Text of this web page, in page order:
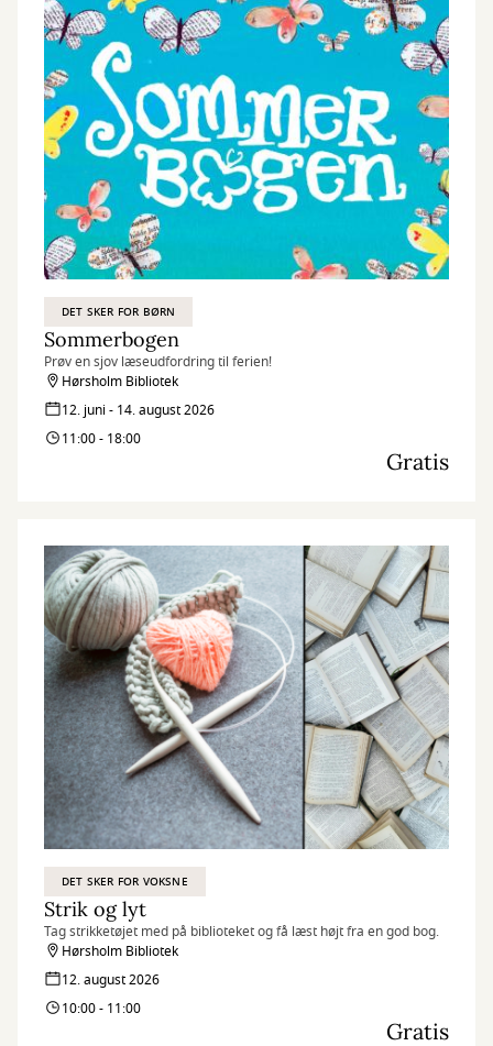
DET SKER FOR BØRN
Sommerbogen
Prøv en sjov læseudfordring til ferien!
Hørsholm Bibliotek
12. juni - 14. august 2026
11:00 - 18:00
Gratis
DET SKER FOR VOKSNE
Strik og lyt
Tag strikketøjet med på biblioteket og få læst højt fra en god bog.
Hørsholm Bibliotek
12. august 2026
10:00 - 11:00
Gratis